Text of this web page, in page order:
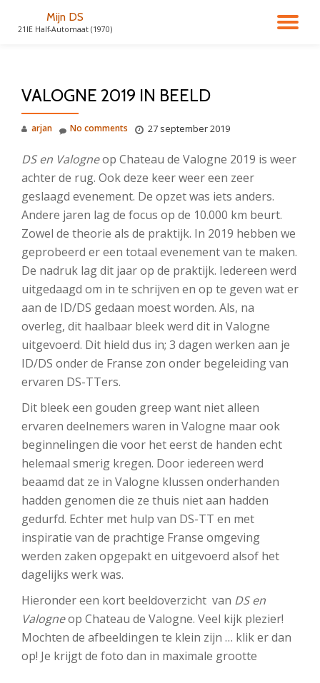
Mijn DS
21IE Half-Automaat (1970)
VALOGNE 2019 IN BEELD
arjan 27 september 2019
No comments
DS en Valogneop Chateau de Valogne 2019 is weer
achter de rug. Ook deze keer weer een zeer
geslaagd evenement. De opzet was iets anders.
Andere jaren lag de focus op de 10.000 km beurt.
Zowel de theorie als de praktijk. In 2019 hebben we
geprobeerd er een totaal evenement van te maken.
De nadruk lag dit jaar op de praktijk. Iedereen werd
uitgedaagd om in te schrijven en op te geven wat er
aan de ID/DS gedaan moest worden. Als, na
overleg, dit haalbaar bleek werd dit in Valogne
uitgevoerd. Dit hield dus in; 3 dagen werken aan je
ID/DS onder de Franse zon onder begeleiding van
ervaren DS-TTers.
Dit bleek een gouden greep want niet alleen
ervaren deelnemers waren in Valogne maar ook
beginnelingen die voor het eerst de handen echt
helemaal smerig kregen. Door iedereen werd
beaamd dat ze in Valogne klussen onderhanden
hadden genomen die ze thuis niet aan hadden
gedurfd. Echter met hulp van DS-TT en met
inspiratie van de prachtige Franse omgeving
werden zaken opgepakt en uitgevoerd alsof het
dagelijks werk was.
Hieronder een kort beeldoverzicht van DS en
Valogneop Chateau de Valogne. Veel kijk plezier!
Mochten de afbeeldingen te klein zijn … klik er dan
op! Je krijgt de foto dan in maximale grootte